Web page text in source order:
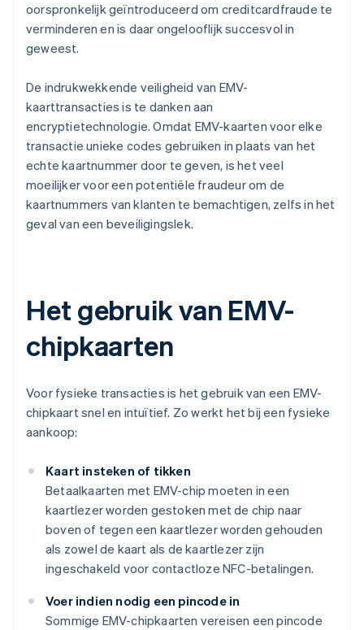
oorspronkelijk geïntroduceerd om creditcardfraude te
verminderen en is daar ongelooflijk succesvol in
geweest.
De indrukwekkende veiligheid van EMV-
kaarttransacties is te danken aan
encryptietechnologie. Omdat EMV-kaarten voor elke
transactie unieke codes gebruiken in plaats van het
echte kaartnummer door te geven, is het veel
moeilijker voor een potentiële fraudeur om de
kaartnummers van klanten te bemachtigen, zelfs in het
geval van een beveiligingslek.
Het gebruik van EMV-
chipkaarten
Voor fysieke transacties is het gebruik van een EMV-
chipkaart snel en intuïtief. Zo werkt het bij een fysieke
aankoop:
Kaart insteken of tikken
Betaalkaarten met EMV-chip moeten in een
kaartlezer worden gestoken met de chip naar
boven of tegen een kaartlezer worden gehouden
als zowel de kaart als de kaartlezer zijn
ingeschakeld voor contactloze NFC-betalingen.
Voer indien nodig een pincode in
Sommige EMV-chipkaarten vereisen een pincode